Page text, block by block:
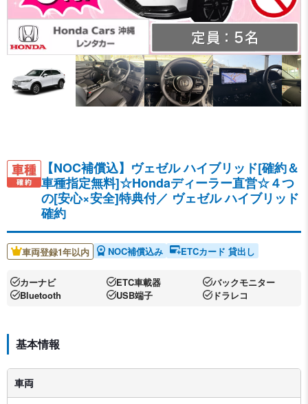
【NOC補償込】ヴェゼル ハイブリッド[確約＆
車種指定無料]☆Hondaディーラー直営☆４つ
の[安心×安全]特典付／ ヴェゼル ハイブリッド
確約
車両登録1年以内 NOC補償込み ETCカード 貸出し
カーナビ ETC車載器
バックモニター
Bluetooth
USB端子 ドラレコ
基本情報
車両